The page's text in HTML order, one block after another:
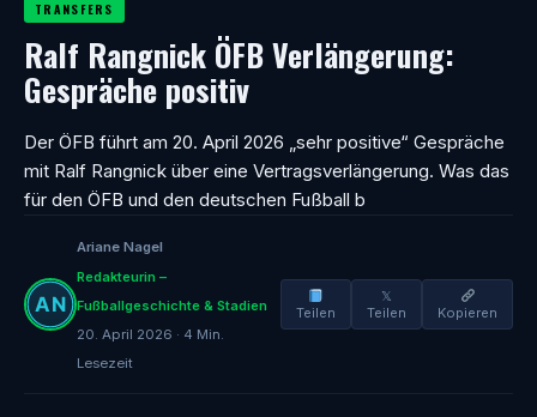
TRANSFERS
Ralf Rangnick ÖFB Verlängerung:
Gespräche positiv
Der ÖFB führt am 20. April 2026 „sehr positive“ Gespräche
mit Ralf Rangnick über eine Vertragsverlängerung. Was das
für den ÖFB und den deutschen Fußball b
Ariane Nagel
Redakteurin –
Fußballgeschichte & Stadien
20. April 2026 · 4 Min.
Lesezeit
Teilen
𝕏
Teilen
Kopieren